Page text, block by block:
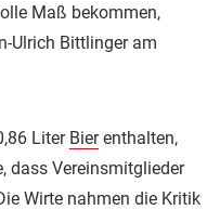
Maß bekommen,
Ulrich Bittlinger am
Liter Bierenthalten,
dass Vereinsmitglieder
Wirte nahmen die Kritik